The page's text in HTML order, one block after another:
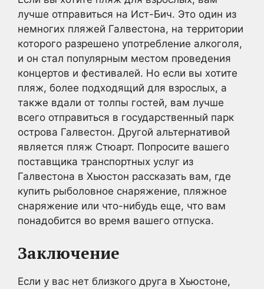
лучше отправиться на Ист-Бич. Это один из
немногих пляжей Галвестона, на территории
которого разрешено употребление алкоголя,
и он стал популярным местом проведения
концертов и фестивалей. Но если вы хотите
пляж, более подходящий для взрослых, а
также вдали от толпы гостей, вам лучше
всего отправиться в государственный парк
острова Галвестон. Другой альтернативой
является пляж Стюарт. Попросите вашего
поставщика транспортных услуг из
Галвестона в Хьюстон рассказать вам, где
купить рыболовное снаряжение, пляжное
снаряжение или что-нибудь еще, что вам
понадобится во время вашего отпуска.
Заключение
Если у вас нет близкого друга в Хьюстоне,